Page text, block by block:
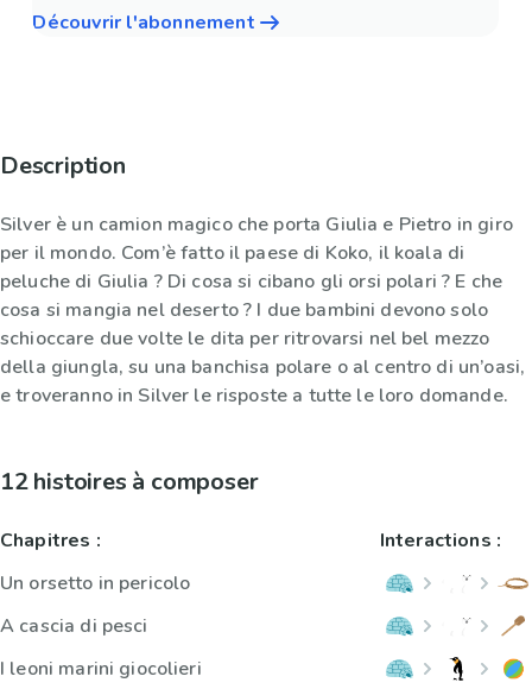
Découvrir l'abonnement
Description
Silver è un camion magico che porta Giulia e Pietro in giro
per il mondo. Com’è fatto il paese di Koko, il koala di
peluche di Giulia ? Di cosa si cibano gli orsi polari ? E che
cosa si mangia nel deserto ? I due bambini devono solo
schioccare due volte le dita per ritrovarsi nel bel mezzo
della giungla, su una banchisa polare o al centro di un’oasi,
e troveranno in Silver le risposte a tutte le loro domande.
12 histoires à composer
Chapitres :
Un orsetto in pericolo
A cascia di pesci
I leoni marini giocolieri
Interactions :